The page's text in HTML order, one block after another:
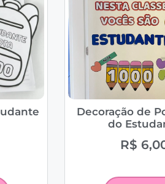
Decoração de
do
R$